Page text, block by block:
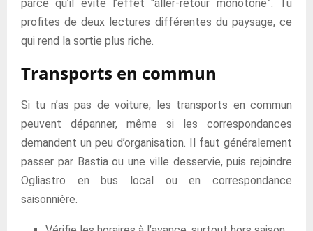
parce qu’il évite l’effet “aller-retour monotone”. Tu
profites de deux lectures différentes du paysage, ce
qui rend la sortie plus riche.
Transports en commun
Si tu n’as pas de voiture, les transports en commun
peuvent dépanner, même si les correspondances
demandent un peu d’organisation. Il faut généralement
passer par Bastia ou une ville desservie, puis rejoindre
Ogliastro en bus local ou en correspondance
saisonnière.